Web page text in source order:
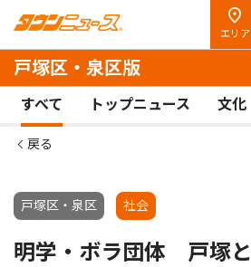
エリア
戸塚区・泉区版
すべて トップニュース 文化
戻る
戸塚区・泉区 社会
明学・ボラ団体 戸塚